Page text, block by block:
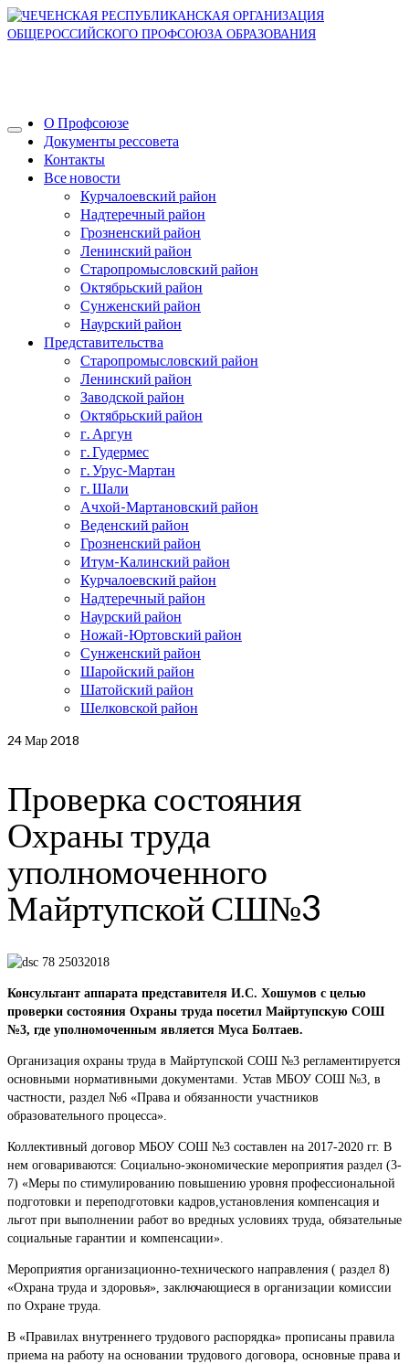
О Профсоюзе
Документы рессовета
Контакты
Все новости
Курчалоевский район
Надтеречный район
Грозненский район
Ленинский район
Старопромысловский район
Октябрьский район
Сунженский район
Наурский район
Представительства
Старопромысловский район
Ленинский район
Заводской район
Октябрьский район
г. Аргун
г. Гудермес
г. Урус-Мартан
г. Шали
Ачхой-Мартановский район
Веденский район
Грозненский район
Итум-Калинский район
Курчалоевский район
Надтеречный район
Наурский район
Ножай-Юртовский район
Сунженский район
Шаройский район
Шатойский район
Шелковской район
24Мар 2018
Проверка состояния
Охраны труда
уполномоченного
Майртупской СШ№3
Консультант аппарата представителя И.С. Хошумов с целью
проверки состояния Охраны труда посетил Майртупскую СОШ
№3, где уполномоченным является Муса Болтаев.
Организация охраны труда в Майртупской СОШ №3 регламентируется
основными нормативными документами. Устав МБОУ СОШ №3, в
частности, раздел №6 «Права и обязанности участников
образовательного процесса».
Коллективный договор МБОУ СОШ №3 составлен на 2017-2020 гг. В
нем оговариваются: Социально-экономические мероприятия раздел (3-
7) «Меры по стимулированию повышению уровня профессиональной
подготовки и переподготовки кадров,установления компенсация и
льгот при выполнении работ во вредных условиях труда, обязательные
социальные гарантии и компенсации».
Мероприятия организационно-технического направления ( раздел 8)
«Охрана труда и здоровья», заключающиеся в организации комиссии
по Охране труда.
В «Правилах внутреннего трудового распорядка» прописаны правила
приема на работу на основании трудового договора, основные права и